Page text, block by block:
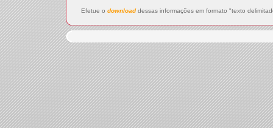
Efetue o downloaddessas informações em formato "texto